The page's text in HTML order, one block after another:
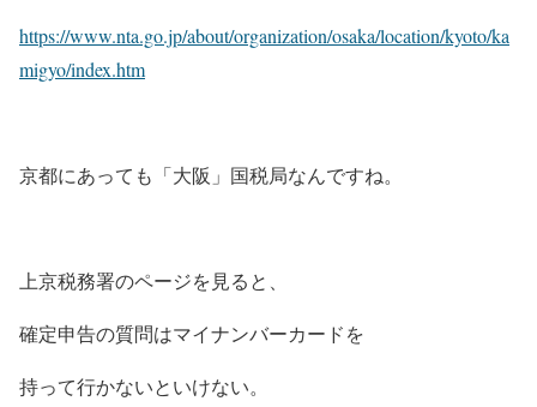
https://www.nta.go.jp/about/organization/osaka/location/kyoto/ka
migyo/index.htm
京都にあっても「大阪」国税局なんですね。
上京税務署のページを見ると、
確定申告の質問はマイナンバーカードを
持って行かないといけない。